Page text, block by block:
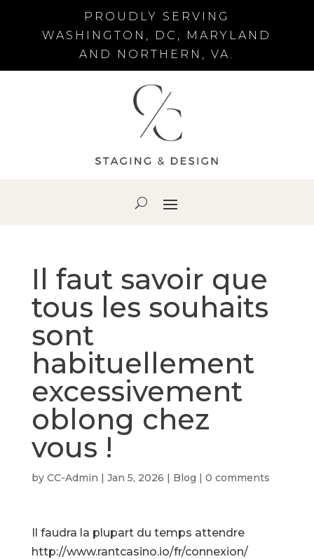
PROUDLY SERVING
WASHINGTON, DC, MARYLAND
AND NORTHERN, VA.
Il faut savoir que
tous les souhaits
sont
habituellement
excessivement
oblong chez
vous !
by CC-Admin | Jan 5, 2026 | Blog | 0 comments
Il faudra la plupart du temps attendre
http://www.rantcasino.io/fr/connexion/